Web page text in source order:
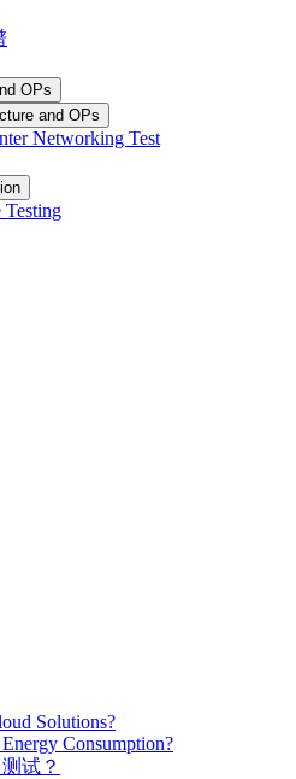
OPs
and OPs
Networking Test
Solutions?
Consumption?
试？